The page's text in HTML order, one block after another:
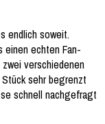
endlich soweit.
einen echten Fan-
verschiedenen
sehr begrenzt
schnell nachgefragt